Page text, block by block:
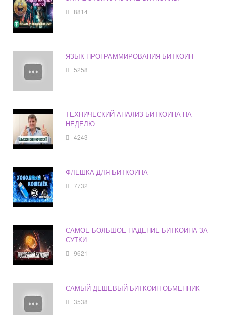
8814
ЯЗЫК ПРОГРАММИРОВАНИЯ БИТКОИН
5258
ТЕХНИЧЕСКИЙ АНАЛИЗ БИТКОИНА НА
НЕДЕЛЮ
4243
ФЛЕШКА ДЛЯ БИТКОИНА
7732
САМОЕ БОЛЬШОЕ ПАДЕНИЕ БИТКОИНА ЗА
СУТКИ
9621
САМЫЙ ДЕШЕВЫЙ БИТКОИН ОБМЕННИК
3538